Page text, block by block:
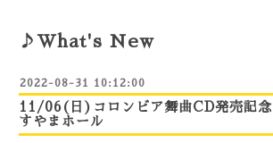
♪What's New
2022-08-31 10:12:00
11/06(日)コロンビア舞曲CD発売記念
すやまホール